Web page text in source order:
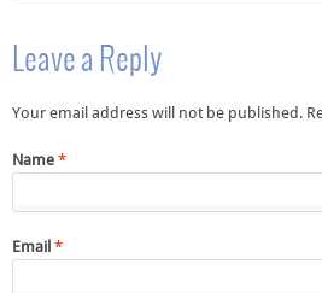
Leave a Reply
Your email address will not be published.
Name *
Email *